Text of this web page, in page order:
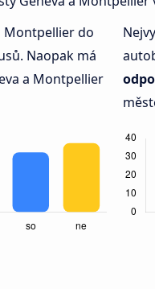
Montpellier do
Naopak má
a Montpellier